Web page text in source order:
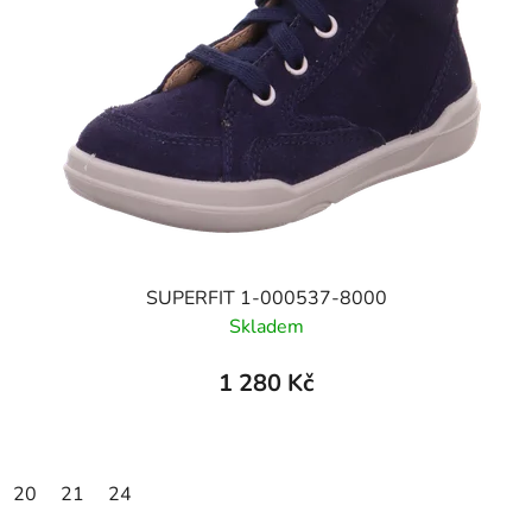
SUPERFIT 1-000537-8000
Skladem
1 280 Kč
20 21 24